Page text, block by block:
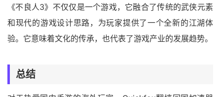
《不良人3》不仅仅是一个游戏，它融合了传统的武侠元素
和现代的游戏设计思路，为玩家提供了一个全新的江湖体
验。它意味着文化的传承，也代表了游戏产业的发展趋势。
总结